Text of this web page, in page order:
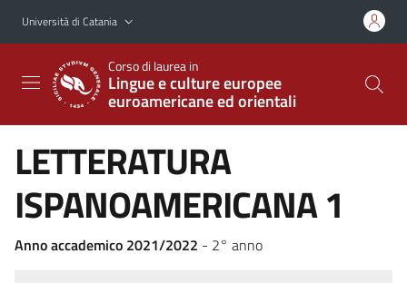
Vai al contenuto principale
Vai al menu di navigazione
Università di Catania
Corso di laurea in
Lingue e culture europee
euroamericane ed orientali
LETTERATURA
ISPANOAMERICANA 1
Anno accademico 2021/2022 - 2° anno